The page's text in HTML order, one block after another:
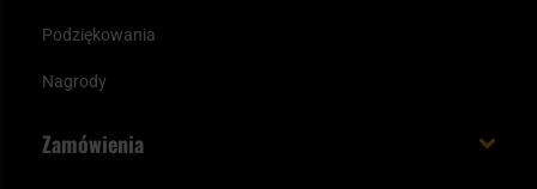
Podziękowania
Nagrody
Zamówienia